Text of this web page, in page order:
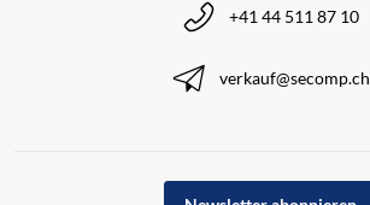
+41 44 511 87 10
verkauf@secomp.ch